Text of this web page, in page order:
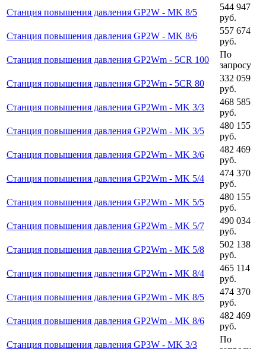
Станция повышения давления GP2W - MK 8/5
544 947
руб.
Станция повышения давления GP2W - MK 8/6
557 674
руб.
Станция повышения давления GP2Wm - 5CR 100
По
запросу
Станция повышения давления GP2Wm - 5CR 80
332 059
руб.
Станция повышения давления GP2Wm - MK 3/3
468 585
руб.
Станция повышения давления GP2Wm - MK 3/5
480 155
руб.
Станция повышения давления GP2Wm - MK 3/6
482 469
руб.
Станция повышения давления GP2Wm - MK 5/4
474 370
руб.
Станция повышения давления GP2Wm - MK 5/5
480 155
руб.
Станция повышения давления GP2Wm - MK 5/7
490 034
руб.
Станция повышения давления GP2Wm - MK 5/8
502 138
руб.
Станция повышения давления GP2Wm - MK 8/4
465 114
руб.
Станция повышения давления GP2Wm - MK 8/5
474 370
руб.
Станция повышения давления GP2Wm - MK 8/6
482 469
руб.
Станция повышения давления GP3W - MK 3/3
По